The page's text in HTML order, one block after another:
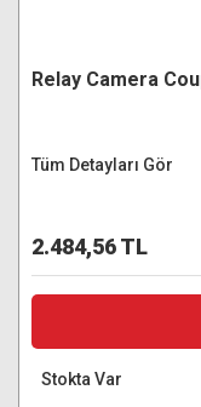
Relay Camera
Tüm Detayları Gör
2.484,56 TL
Stokta Var